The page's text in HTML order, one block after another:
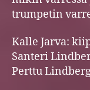
trumpetin
Kalle Jarva:
Santeri
Perttu